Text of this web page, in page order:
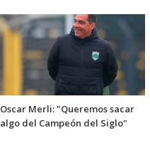
Oscar Merli: "Queremos sacar
algo del Campeón del Siglo"